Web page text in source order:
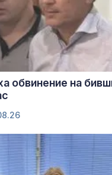
обвинение на